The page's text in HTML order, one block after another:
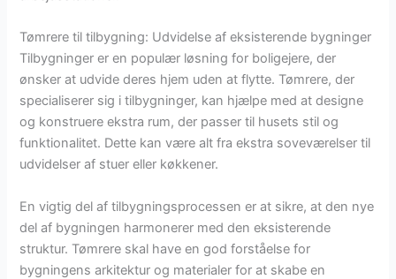
Tømrere til tilbygning: Udvidelse af eksisterende bygninger
Tilbygninger er en populær løsning for boligejere, der
ønsker at udvide deres hjem uden at flytte. Tømrere, der
specialiserer sig i tilbygninger, kan hjælpe med at designe
og konstruere ekstra rum, der passer til husets stil og
funktionalitet. Dette kan være alt fra ekstra soveværelser til
udvidelser af stuer eller køkkener.
En vigtig del af tilbygningsprocessen er at sikre, at den nye
del af bygningen harmonerer med den eksisterende
struktur. Tømrere skal have en god forståelse for
bygningens arkitektur og materialer for at skabe en